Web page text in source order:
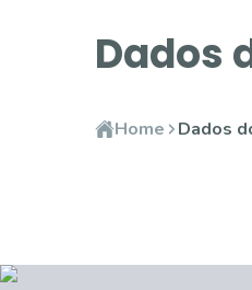
Dados
Home Dados